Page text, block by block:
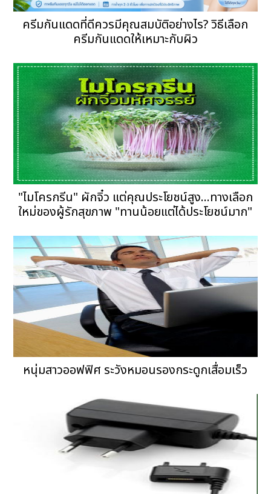
ครีมกันแดดที่ดีควรมีคุณสมบัติอย่างไร? วิธีเลือก
ครีมกันแดดให้เหมาะกับผิว
"ไมโครกรีน" ผักจิ๋ว แต่คุณประโยชน์สูง...ทางเลือก
ใหม่ของผู้รักสุขภาพ "ทานน้อยแต่ได้ประโยชน์มาก"
หนุ่มสาวออฟฟิศ ระวังหมอนรองกระดูกเสื่อมเร็ว